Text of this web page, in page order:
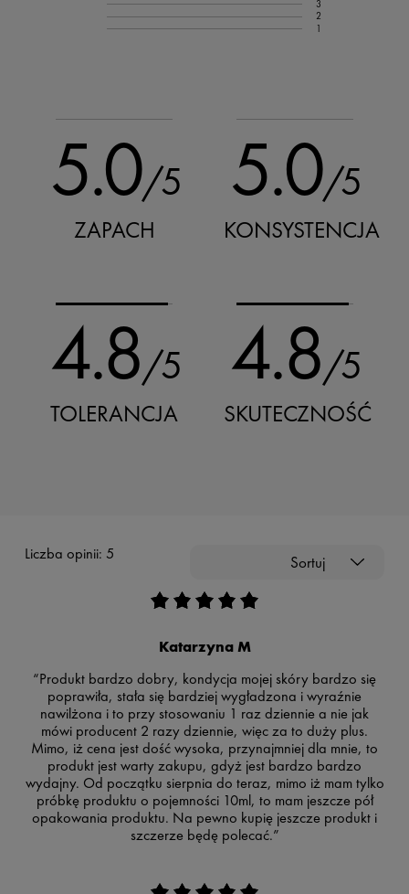
3
2
1
5.0/5
ZAPACH
5.0/5
KONSYSTENCJA
4.8/5
TOLERANCJA
4.8/5
SKUTECZNOŚĆ
Liczba opinii: 5 Sortuj
Katarzyna M
“Produkt bardzo dobry, kondycja mojej skóry bardzo się
poprawiła, stała się bardziej wygładzona i wyraźnie
nawilżona i to przy stosowaniu 1 raz dziennie a nie jak
mówi producent 2 razy dziennie, więc za to duży plus.
Mimo, iż cena jest dość wysoka, przynajmniej dla mnie, to
produkt jest warty zakupu, gdyż jest bardzo bardzo
wydajny. Od początku sierpnia do teraz, mimo iż mam tylko
próbkę produktu o pojemności 10ml, to mam jeszcze pół
opakowania produktu. Na pewno kupię jeszcze produkt i
szczerze będę polecać.”